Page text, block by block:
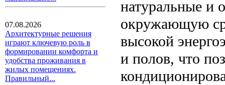
07.08.2026
Архитектурные решения
играют ключевую роль в
формировании комфорта и
удобства проживания в
жилых помещениях.
Правильный...
натуральные и
окружающую
высокой
и полов, что